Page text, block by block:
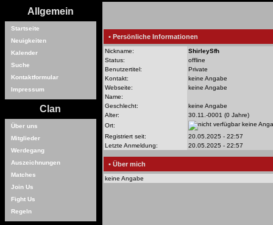
Allgemein
Startseite
Neuigkeiten
Kalender
Suche
Kontaktformular
Impressum
Clan
Über uns
Mitglieder
Werdegang
Auszeichnungen
Matches
Join Us
Fight Us
Regeln
• Persönliche Informationen
Nickname:
ShirleySfh
Status:
offline
Benutzertitel:
Private
Kontakt:
keine Angabe
Webseite:
keine Angabe
Name:
Geschlecht:
keine Angabe
Alter:
30.11.-0001 (0 Jahre)
Ort:
keine
Registriert seit:
20.05.2025 - 22:57
Letzte Anmeldung:
20.05.2025 - 22:57
• Über mich
keine Angabe